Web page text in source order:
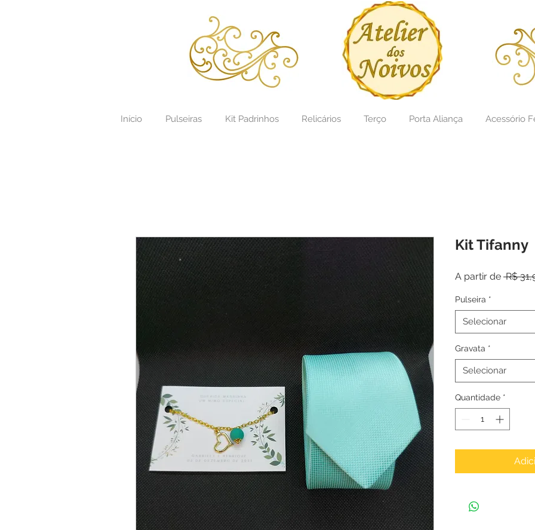
Início Pulseiras Kit Padrinhos Relicários Terço Porta Aliança Acessório
Kit Tifanny
A partir de R$
Pulseira *
Selecionar
Gravata *
Selecionar
Quantidade *